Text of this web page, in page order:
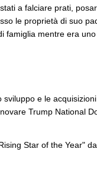
a falciare prati,
le proprietà di suo
famiglia mentre era
e le
Trump National
Star of the Year"